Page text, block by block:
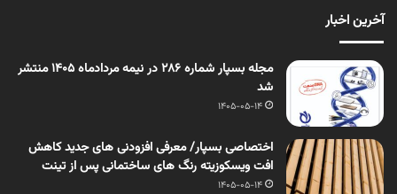
آخرین اخبار
مجله بسپار شماره 286 در نیمه مردادماه 1405 منتشر
شد
1405-05-14
اختصاصی بسپار/ معرفی افزودنی های جدید کاهش
افت ویسکوزیته رنگ های ساختمانی پس از تینت
1405-05-14